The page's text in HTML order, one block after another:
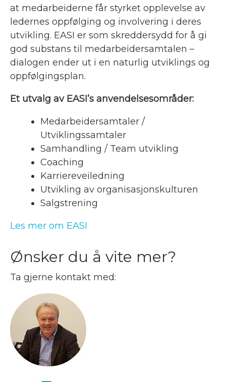
at medarbeiderne får styrket opplevelse av
ledernes oppfølging og involvering i deres
utvikling. EASI er som skreddersydd for å gi
god substans til medarbeidersamtalen –
dialogen ender ut i en naturlig utviklings og
oppfølgingsplan.
Et utvalg av EASI’s anvendelsesområder:
Medarbeidersamtaler /
Utviklingssamtaler
Samhandling / Team utvikling
Coaching
Karriereveiledning
Utvikling av organisasjonskulturen
Salgstrening
Les mer om EASI
Ønsker du å vite mer?
Ta gjerne kontakt med: